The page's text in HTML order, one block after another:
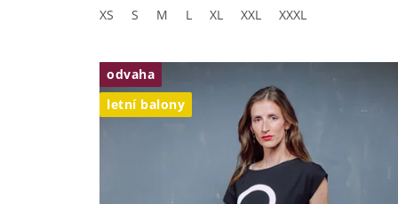
XS S M L XL XXL XXXL
odvaha
letní balony